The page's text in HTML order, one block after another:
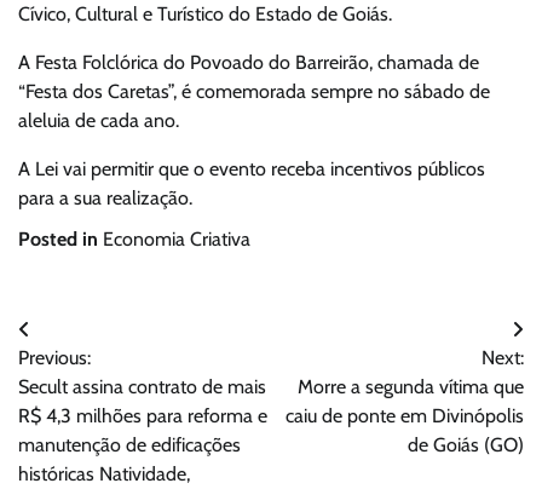
Cívico, Cultural e Turístico do Estado de Goiás.
A Festa Folclórica do Povoado do Barreirão, chamada de
“Festa dos Caretas”, é comemorada sempre no sábado de
aleluia de cada ano.
A Lei vai permitir que o evento receba incentivos públicos
para a sua realização.
Posted in Economia Criativa
Navegação
de
Post
Previous:
Secult assina contrato de mais
R$ 4,3 milhões para reforma e
manutenção de edificações
históricas Natividade,
Next:
Morre a segunda vítima que
caiu de ponte em Divinópolis
de Goiás (GO)